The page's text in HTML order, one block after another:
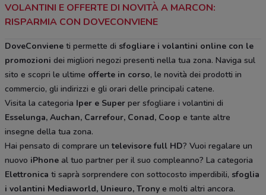
VOLANTINI E OFFERTE DI NOVITÀ A MARCON:
RISPARMIA CON DOVECONVIENE
DoveConviene ti permette di sfogliare i volantini online con le
promozioni dei migliori negozi presenti nella tua zona. Naviga sul
sito e scopri le ultime offerte in corso, le novità dei prodotti in
commercio, gli indirizzi e gli orari delle principali catene.
Visita la categoria Iper e Super per sfogliare i volantini di
Esselunga, Auchan, Carrefour, Conad, Coop e tante altre
insegne della tua zona.
Hai pensato di comprare untelevisore full HD? Vuoi regalare un
nuovo iPhone al tuo partner per il suo compleanno? La categoria
Elettronica ti saprà sorprendere con sottocosto imperdibili, sfoglia
i volantini Mediaworld, Unieuro, Trony e molti altri ancora.